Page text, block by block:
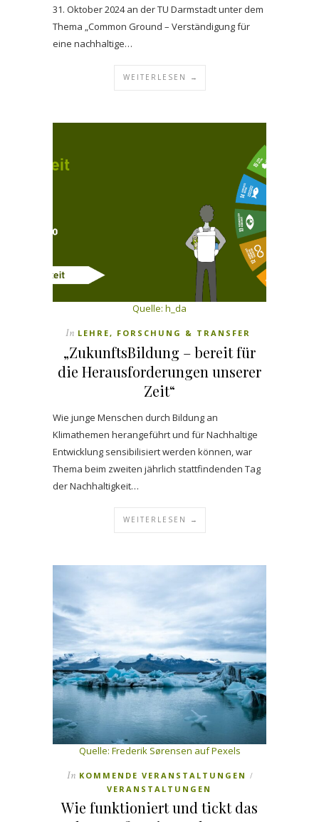
31. Oktober 2024 an der TU Darmstadt unter dem
Thema „Common Ground – Verständigung für
eine nachhaltige…
WEITERLESEN →
Quelle: h_da
In LEHRE, FORSCHUNG & TRANSFER
„ZukunftsBildung – bereit für
die Herausforderungen unserer
Zeit“
Wie junge Menschen durch Bildung an
Klimathemen herangeführt und für Nachhaltige
Entwicklung sensibilisiert werden können, war
Thema beim zweiten jährlich stattfindenden Tag
der Nachhaltigkeit…
WEITERLESEN →
Quelle: Frederik Sørensen auf Pexels
In KOMMENDE VERANSTALTUNGEN /
VERANSTALTUNGEN
Wie funktioniert und tickt das